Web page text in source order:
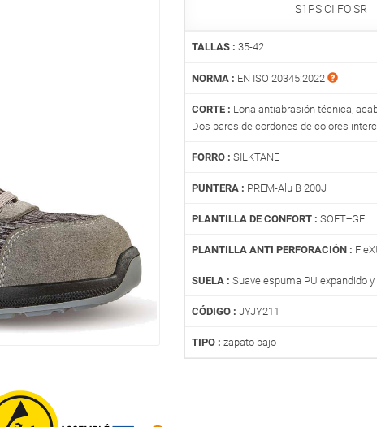
S1PS CI FO SR
TALLAS : 35-42
NORMA : EN ISO 20345:2022
CORTE : Lona antiabrasión técnica,
Dos pares de cordones de colores
FORRO : SILKTANE
PUNTERA : PREM-Alu B 200J
PLANTILLA DE CONFORT : SOFT+GEL
PLANTILLA ANTI PERFORACIÓN :
SUELA : Suave espuma PU expandido
CÓDIGO : JYJY211
TIPO : zapato bajo